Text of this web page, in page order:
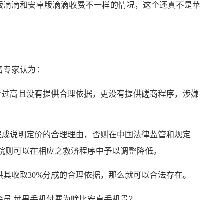
滴和安卓版滴滴收费不一样的情况，这个还真不是苹
家认为：
高且没有提供合理依据，更没有提供磋商程序，涉嫌
说明定价的合理理由，否则在中国法律监管和规定
可以在相应之救济程序中予以调整降低。
收取30%分成的合理依据，那么就可以合法存在。